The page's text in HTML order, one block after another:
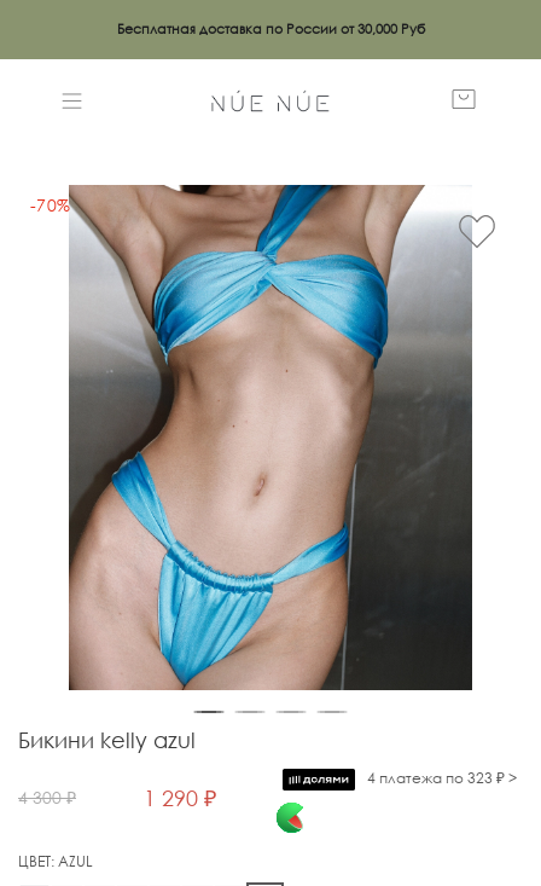
Бесплатная доставка по России от 30,000 Руб
-70%
Бикини kelly azul
4 300 ₽ 1 290 ₽
4 платежа по 323 ₽ >
ЦВЕТ:AZUL